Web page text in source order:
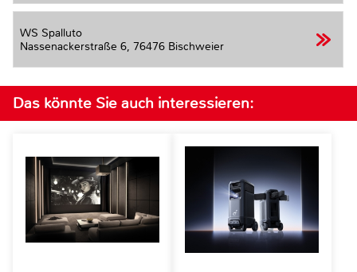
WS Spalluto
Nassenackerstraße 6, 76476 Bischweier
Das könnte Sie auch interessieren: